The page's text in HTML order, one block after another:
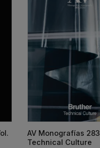
AV Monografías 283 Bruther
Technical Culture